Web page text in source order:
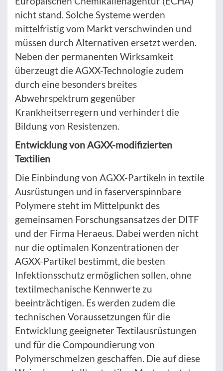
nicht stand. Solche Systeme werden
mittelfristig vom Markt verschwinden und
müssen durch Alternativen ersetzt werden.
Neben der permanenten Wirksamkeit
überzeugt die AGXX-Technologie zudem
durch eine besonders breites
Abwehrspektrum gegenüber
Krankheitserregern und verhindert die
Bildung von Resistenzen.
Entwicklung von AGXX-modifizierten
Textilien
Die Einbindung von AGXX-Partikeln in textile
Ausrüstungen und in faserverspinnbare
Polymere steht im Mittelpunkt des
gemeinsamen Forschungsansatzes der DITF
und der Firma Heraeus. Dabei werden nicht
nur die optimalen Konzentrationen der
AGXX-Partikel bestimmt, die besten
Infektionsschutz ermöglichen sollen, ohne
textilmechanische Kennwerte zu
beeinträchtigen. Es werden zudem die
technischen Voraussetzungen für die
Entwicklung geeigneter Textilausrüstungen
und für die Compoundierung von
Polymerschmelzen geschaffen. Die auf diese